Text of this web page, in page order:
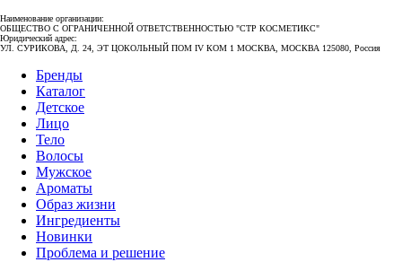
Наименование организации:
ОБЩЕСТВО С ОГРАНИЧЕННОЙ ОТВЕТСТВЕННОСТЬЮ "СТР КОСМЕТИКС"
Юридический адрес:
УЛ. СУРИКОВА, Д. 24, ЭТ ЦОКОЛЬНЫЙ ПОМ IV КОМ 1 МОСКВА, МОСКВА 125080, Россия
Бренды
Каталог
Детское
Лицо
Тело
Волосы
Мужское
Ароматы
Образ жизни
Ингредиенты
Новинки
Проблема и решение